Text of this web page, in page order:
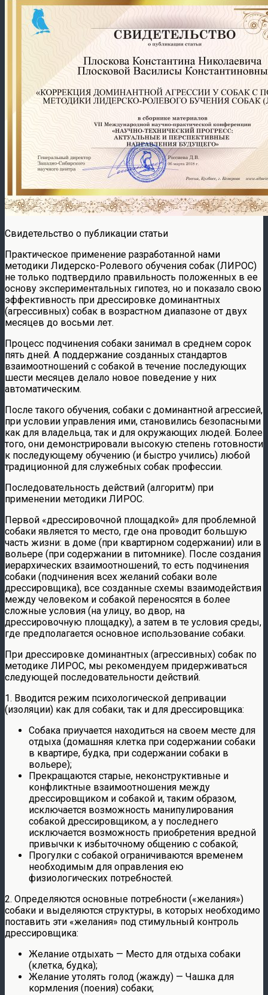
Свидетельство о публикации статьи
Практическое применение разработанной нами
методики Лидерско-Ролевого обучения собак (ЛИРОС)
не только подтвердило правильность положенных в ее
основу экспериментальных гипотез, но и показало свою
эффективность при дрессировке доминантных
(агрессивных) собак в возрастном диапазоне от двух
месяцев до восьми лет.
Процесс подчинения собаки занимал в среднем сорок
пять дней. А поддержание созданных стандартов
взаимоотношений с собакой в течение последующих
шести месяцев делало новое поведение у них
автоматическим.
После такого обучения, собаки с доминантной агрессией,
при условии управления ими, становились безопасными
как для владельца, так и для окружающих людей. Более
того, они демонстрировали высокую степень готовности
к последующему обучению (и быстро учились) любой
традиционной для служебных собак профессии.
Последовательность действий (алгоритм) при
применении методики ЛИРОС.
Первой «дрессировочной площадкой» для проблемной
собаки является то место, где она проводит большую
часть жизни: в доме (при квартирном содержании) или в
вольере (при содержании в питомнике). После создания
иерархических взаимоотношений, то есть подчинения
собаки (подчинения всех желаний собаки воле
дрессировщика), все созданные схемы взаимодействия
между человеком и собакой переносятся в более
сложные условия (на улицу, во двор, на
дрессировочную площадку), а затем в те условия среды,
где предполагается основное использование собаки.
При дрессировке доминантных (агрессивных) собак по
методике ЛИРОС, мы рекомендуем придерживаться
следующей последовательности действий.
1. Вводится режим психологической депривации
(изоляции) как для собаки, так и для дрессировщика:
Собака приучается находиться на своем месте для
отдыха (домашняя клетка при содержании собаки
в квартире, будка, при содержании собаки в
вольере);
Прекращаются старые, неконструктивные и
конфликтные взаимоотношения между
дрессировщиком и собакой и, таким образом,
исключается возможность манипулирования
собакой дрессировщиком, а у последнего
исключается возможность приобретения вредной
привычки к избыточному общению с собакой;
Прогулки с собакой ограничиваются временем
необходимым для оправления ею
физиологических потребностей.
2. Определяются основные потребности («желания»)
собаки и выделяются структуры, в которых необходимо
поставить эти «желания» под стимульный контроль
дрессировщика:
Желание отдыхать — Место для отдыха собаки
(клетка, будка);
Желание утолять голод (жажду) — Чашка для
кормления (поения) собаки;